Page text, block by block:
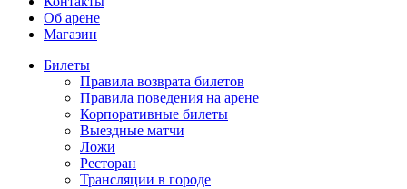
Об арене
Магазин
Билеты
Правила возврата билетов
Правила поведения на арене
Корпоративные билеты
Выездные матчи
Ложи
Ресторан
Трансляции в городе